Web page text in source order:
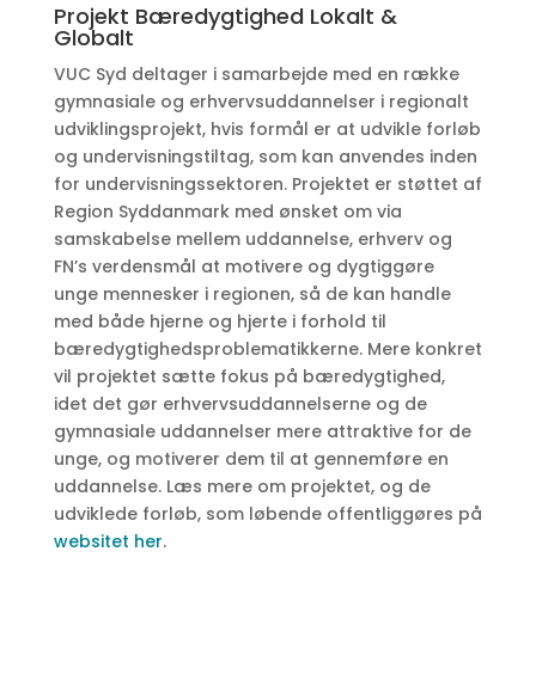
Projekt Bæredygtighed Lokalt &
Globalt
VUC Syd deltager i samarbejde med en række
gymnasiale og erhvervsuddannelser i regionalt
udviklingsprojekt, hvis formål er at udvikle forløb
og undervisningstiltag, som kan anvendes inden
for undervisningssektoren. Projektet er støttet af
Region Syddanmark med ønsket om via
samskabelse mellem uddannelse, erhverv og
FN’s verdensmål at motivere og dygtiggøre
unge mennesker i regionen, så de kan handle
med både hjerne og hjerte i forhold til
bæredygtighedsproblematikkerne. Mere konkret
vil projektet sætte fokus på bæredygtighed,
idet det gør erhvervsuddannelserne og de
gymnasiale uddannelser mere attraktive for de
unge, og motiverer dem til at gennemføre en
uddannelse. Læs mere om projektet, og de
udviklede forløb, som løbende offentliggøres på
websitet her.